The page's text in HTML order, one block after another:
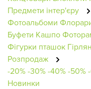
Предмети інтер'єру
Фотоальбоми
Буфети Кашпо
Фігурки пташок
Розпродаж
-20%-30%-40%-50%
Новинки